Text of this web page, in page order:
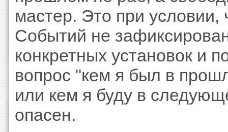
мастер. Это при условии,
Событий не
конкретных установок и
вопрос "кем я был в
или кем я буду в
опасен.